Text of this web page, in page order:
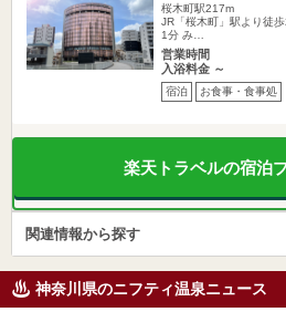
桜木町駅217m
JR「桜木町」駅より徒
1分 み…
営業時間
入浴料金 ～
宿泊 お食事・食事処
楽天トラベルの宿泊
関連情報から探す
神奈川県のニフティ温泉ニュース